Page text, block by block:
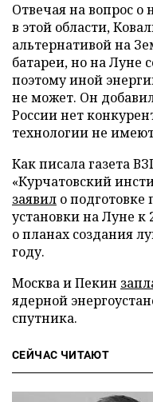
Отвечая на вопрос о
в этой области,
альтернативой на
батареи, но на Луне
поэтому иной
не может. Он
России нет
технологии не
Как писала газета
«Курчатовский
заявил о
установки на Луне к
о планах создания
году.
Москва и Пекин
ядерной
спутника.
СЕЙЧАС ЧИТАЮТ